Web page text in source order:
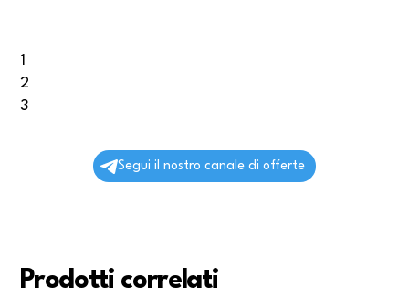
1
2
3
Segui il nostro canale di offerte
Prodotti correlati